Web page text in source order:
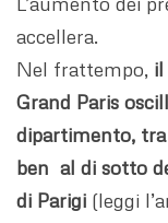
accellera.
Nel frattempo, il
Grand Paris
dipartimento,
ben al di sotto
di Parigi (leggi